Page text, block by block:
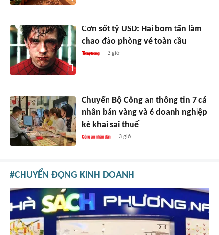
Cơn sốt tỷ USD: Hai bom tấn làm
chao đảo phòng vé toàn cầu
2 giờ
Chuyển Bộ Công an thông tin 7 cá
nhân bán vàng và 6 doanh nghiệp
kê khai sai thuế
3 giờ
CHUYỂN ĐỘNG KINH DOANH